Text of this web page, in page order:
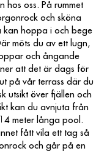
hos oss. På rummet
och sköna
kan hoppa i och bege
möts du av ett lugn,
och ångande
att det är dags för
på vår terrass där du
utsikt över fjällen och
kan du avnjuta från
meter långa pool.
fått vila ett tag så
och går på en